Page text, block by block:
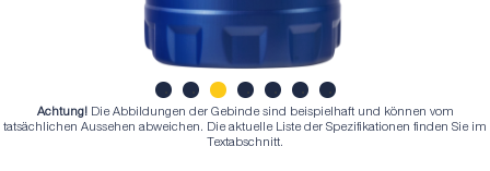
1 2 3 4 5 6 7
Achtung! Die Abbildungen der Gebinde sind beispielhaft und können vom
tatsächlichen Aussehen abweichen. Die aktuelle Liste der Spezifikationen finden Sie im
Textabschnitt.